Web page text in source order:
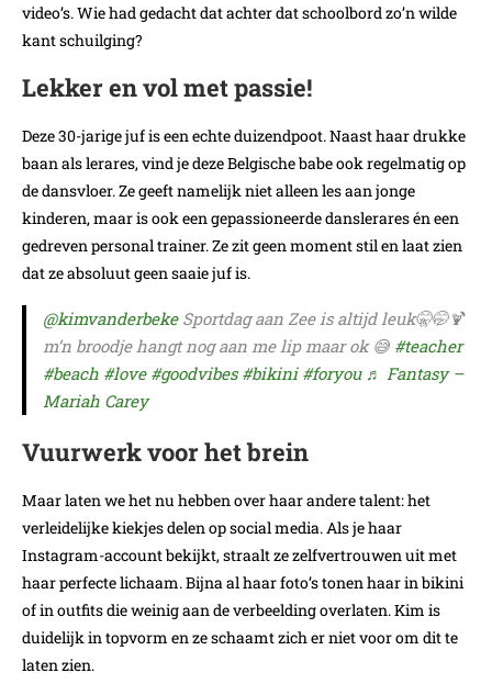
video’s. Wie had gedacht dat achter dat schoolbord zo’n wilde
kant schuilging?
Lekker en vol met passie!
Deze 30-jarige juf is een echte duizendpoot. Naast haar drukke
baan als lerares, vind je deze Belgische babe ook regelmatig op
de dansvloer. Ze geeft namelijk niet alleen les aan jonge
kinderen, maar is ook een gepassioneerde danslerares én een
gedreven personal trainer. Ze zit geen moment stil en laat zien
dat ze absoluut geen saaie juf is.
@kimvanderbekeSportdag aan Zee is altijd leuk🤫🤭🍹
m’n broodje hangt nog aan me lip maar ok 😅 #teacher
#beach #love #goodvibes #bikini #foryou ♬ Fantasy –
Mariah Carey
Vuurwerk voor het brein
Maar laten we het nu hebben over haar andere talent: het
verleidelijke kiekjes delen op social media. Als je haar
Instagram-account bekijkt, straalt ze zelfvertrouwen uit met
haar perfecte lichaam. Bijna al haar foto’s tonen haar in bikini
of in outfits die weinig aan de verbeelding overlaten. Kim is
duidelijk in topvorm en ze schaamt zich er niet voor om dit te
laten zien.